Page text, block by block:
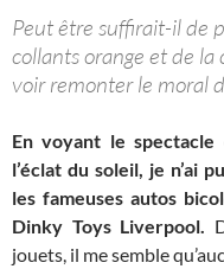
Peut être suffirait-il de
collants orange et de
voir remonter le moral
En voyant le
l’éclat du soleil, je n’ai
les fameuses autos
Dinky Toys Liverpool.
jouets, il me semble